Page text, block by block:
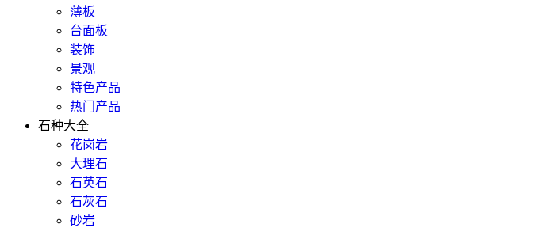
薄板
台面板
装饰
景观
特色产品
热门产品
石种大全
花岗岩
大理石
石英石
石灰石
砂岩